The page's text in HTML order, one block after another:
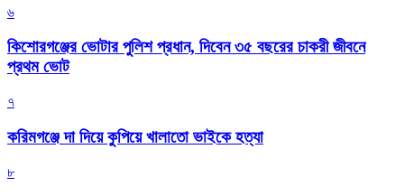
৬
কিশোরগঞ্জের ভোটার পুলিশ প্রধান, দিবেন ৩৫ বছরের চাকরী জীবনে
প্রথম ভোট
৭
করিমগঞ্জে দা দিয়ে কুপিয়ে খালাতো ভাইকে হত্যা
৮